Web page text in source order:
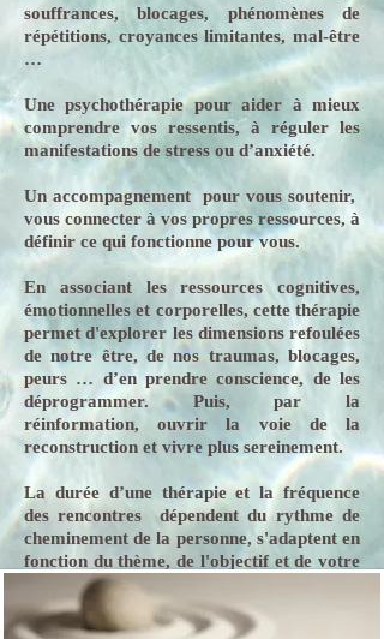
souffrances, blocages, phénomènes de
répétitions, croyances limitantes, mal-être
…
Une psychothérapie pour aider à mieux
comprendre vos ressentis, à réguler les
manifestations de stress ou d’anxiété.
Un accompagnement pour vous soutenir,
vous connecter à vos propres ressources, à
définir ce qui fonctionne pour vous.
En associant les ressources cognitives,
émotionnelles et corporelles, cette thérapie
permet d'explorer les dimensions refoulées
de notre être, de nos traumas, blocages,
peurs … d’en prendre conscience, de les
déprogrammer. Puis, par la
réinformation, ouvrir la voie de la
reconstruction et vivre plus sereinement.
La durée d’une thérapie et la fréquence
des rencontres dépendent du rythme de
cheminement de la personne, s'adaptent en
fonction du thème, de l'objectif et de votre